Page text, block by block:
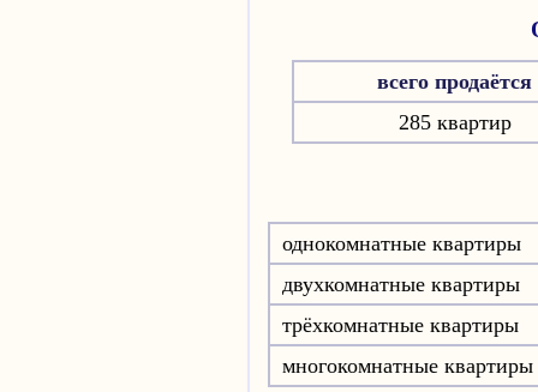
всего продаётся
285 квартир
однокомнатные квартиры
двухкомнатные квартиры
трёхкомнатные квартиры
многокомнатные квартиры